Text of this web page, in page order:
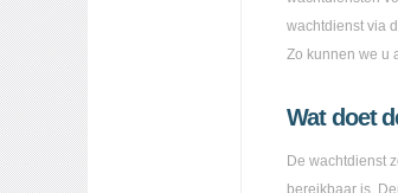
wachtdienst via
Zo kunnen we u
Wat doet
De wachtdienst
bereikbaar is.